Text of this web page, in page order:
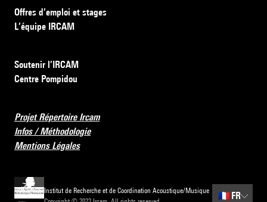
Offres d’emploi et stages
L’équipe IRCAM
Soutenir l’IRCAM
Centre Pompidou
Projet Répertoire Ircam
Infos / Méthodologie
Mentions Légales
Institut de Recherche et de Coordination Acoustique/Musique
🇫🇷 FR